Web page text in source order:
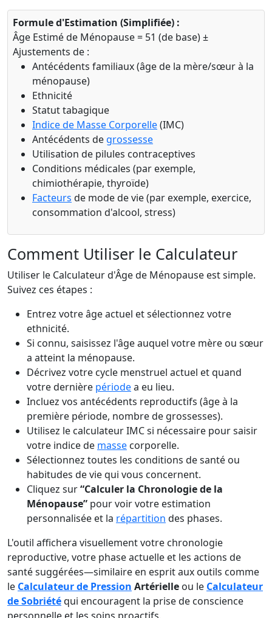
Formule d'Estimation (Simplifiée) :
Âge Estimé de Ménopause = 51 (de base) ±
Ajustements de :
Antécédents familiaux (âge de la mère/sœur à la
ménopause)
Ethnicité
Statut tabagique
Indice de Masse Corporelle(IMC)
Antécédents de grossesse
Utilisation de pilules contraceptives
Conditions médicales (par exemple,
chimiothérapie, thyroïde)
Facteurs de mode de vie (par exemple, exercice,
consommation d'alcool, stress)
Comment Utiliser le Calculateur
Utiliser le Calculateur d'Âge de Ménopause est simple.
Suivez ces étapes :
Entrez votre âge actuel et sélectionnez votre
ethnicité.
Si connu, saisissez l'âge auquel votre mère ou sœur
a atteint la ménopause.
Décrivez votre cycle menstruel actuel et quand
votre dernière périodea eu lieu.
Incluez vos antécédents reproductifs (âge à la
première période, nombre de grossesses).
Utilisez le calculateur IMC si nécessaire pour saisir
votre indice de masse corporelle.
Sélectionnez toutes les conditions de santé ou
habitudes de vie qui vous concernent.
Cliquez sur“Calculer la Chronologie de la
Ménopause” pour voir votre estimation
personnalisée et la répartition des phases.
L'outil affichera visuellement votre chronologie
reproductive, votre phase actuelle et les actions de
santé suggérées—similaire en esprit aux outils comme
le Calculateur de Pression Artérielle ou le Calculateur
de Sobriétéqui encouragent la prise de conscience